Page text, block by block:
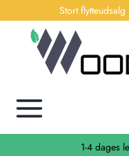
til
indhold
Stort
produkter
Søg
1-4 dages